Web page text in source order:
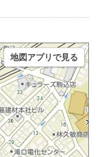
地図アプリで見る